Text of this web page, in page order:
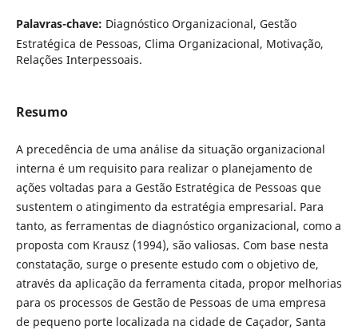
Palavras-chave: Diagnóstico Organizacional, Gestão
Estratégica de Pessoas, Clima Organizacional, Motivação,
Relações Interpessoais.
Resumo
A precedência de uma análise da situação organizacional
interna é um requisito para realizar o planejamento de
ações voltadas para a Gestão Estratégica de Pessoas que
sustentem o atingimento da estratégia empresarial. Para
tanto, as ferramentas de diagnóstico organizacional, como a
proposta com Krausz (1994), são valiosas. Com base nesta
constatação, surge o presente estudo com o objetivo de,
através da aplicação da ferramenta citada, propor melhorias
para os processos de Gestão de Pessoas de uma empresa
de pequeno porte localizada na cidade de Caçador, Santa